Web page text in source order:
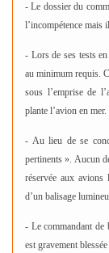
- Le dossier du
l’incompétence mais
- Lors de ses tests
au minimum requis.
sous l’emprise de
plante l’avion en mer.
- Au lieu de se
pertinents ». Aucun
réservée aux avions
d’un balisage
- Le commandant de
est gravement